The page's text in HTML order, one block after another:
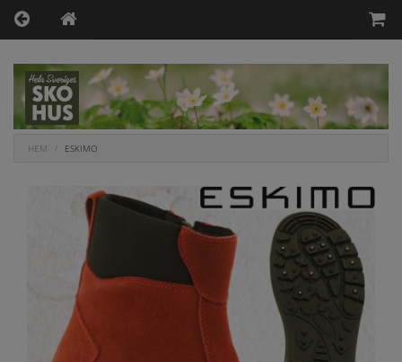
HEM ESKIMO